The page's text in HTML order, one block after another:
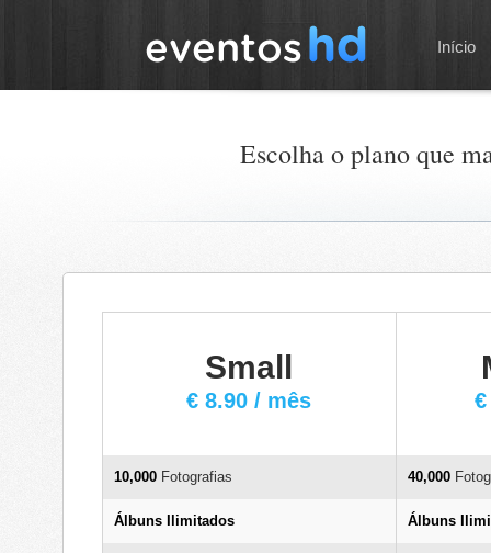
Início
Escolha o plano que
Small
€ 8.90 / mês
10,000Fotografias 40,000
Álbuns Ilimitados Álbuns